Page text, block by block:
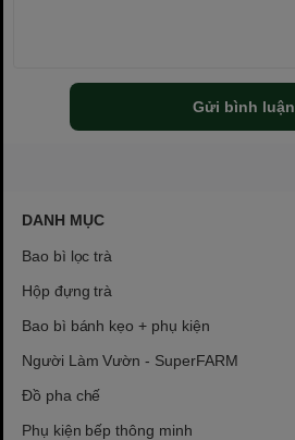
Gửi bình luận
DANH MỤC
Bao bì lọc trà
Hộp đựng trà
Bao bì bánh kẹo + phụ kiện
Người Làm Vườn - SuperFARM
Đồ pha chế
Phụ kiện bếp thông minh